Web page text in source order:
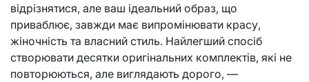
відрізнятися, але ваш ідеальний образ, що
приваблює, завжди має випромінювати красу,
жіночність та власний стиль. Найлегший спосіб
створювати десятки оригінальних комплектів, які не
повторюються, але виглядають дорого, —